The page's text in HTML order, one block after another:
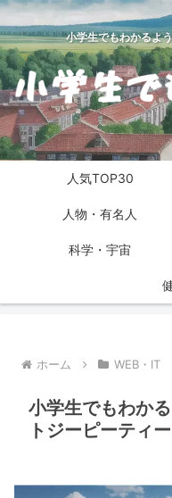
小学生でもわかるよ
人気TOP30
人物・有名人
科学・宇宙
ホーム WEB・IT
小学生でもわか
トジーピーティー